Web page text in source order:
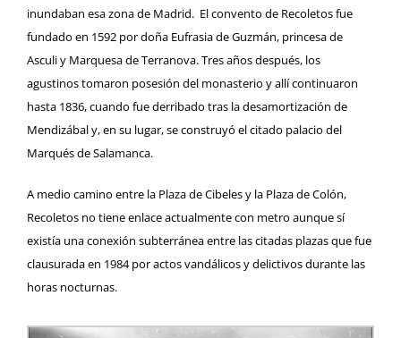
inundaban esa zona de Madrid. Elconvento de Recoletosfue
fundado en 1592 por doña Eufrasia de Guzmán, princesa de
Asculi y Marquesa de Terranova. Tres años después, los
agustinos tomaron posesión del monasterio y allí continuaron
hasta 1836, cuando fue derribado tras la desamortización de
Mendizábal y, en su lugar, se construyó el citado palacio del
Marqués de Salamanca.
A medio camino entre la Plaza de Cibeles y la Plaza de Colón,
Recoletos no tiene enlace actualmente con metro aunque sí
existía una conexión subterránea entre las citadas plazas que fue
clausurada en 1984 por actos vandálicos y delictivos durante las
horas nocturnas.